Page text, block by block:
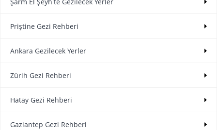
Şarm El Şeyh'te Gezilecek Yerler
Priştine Gezi Rehberi
Ankara Gezilecek Yerler
Zürih Gezi Rehberi
Hatay Gezi Rehberi
Gaziantep Gezi Rehberi